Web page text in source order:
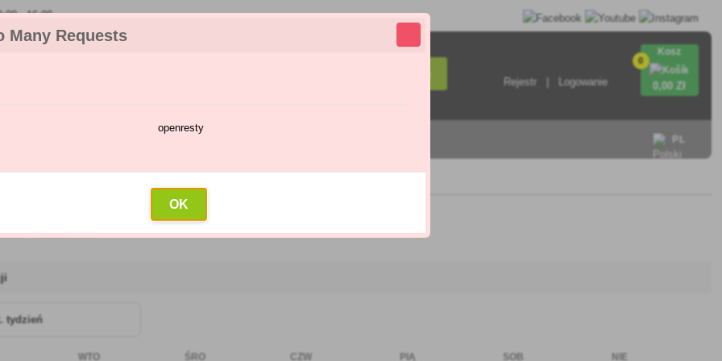
Many Requests
openresty
OK
- 16:00
Wyszukiwanie
Rejestr Logowanie
0
Kosz
0,00 Zł
PL
»Brzoskwinie
tydzień
WTO ŚRO CZW PIĄ SOB NIE